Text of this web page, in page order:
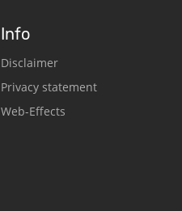
Info
Disclaimer
Privacy statement
Web-Effects